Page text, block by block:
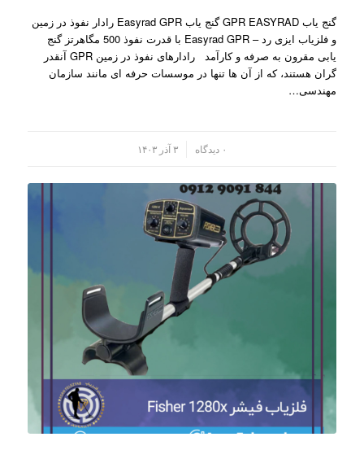
گنج یاب GPR EASYRAD گنج یاب Easyrad GPR رادار نفوذ در زمین
و فلزیاب ایزی رد – Easyrad GPR با قدرت نفوذ 500 مگاهرتز گنج
یابی مقرون به صرفه و کارآمد رادارهای نفوذ در زمین GPR آنقدر
گران هستند، که از آن ها تنها در موسسات حرفه ای مانند سازمان
مهندسی…
۰ دیدگاه ۳ آذر ۱۴۰۳